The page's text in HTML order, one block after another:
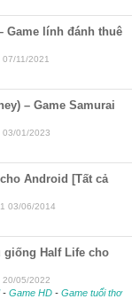
Game lính đánh thuê
07/11/2021
– Game Samurai
03/01/2023
Android [Tất cả
03/06/2014
giống Half Life cho
20/05/2022
- Game HD - Game tuổi thơ